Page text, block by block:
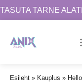
TASUTA TARNE
Esileht » Kauplus »